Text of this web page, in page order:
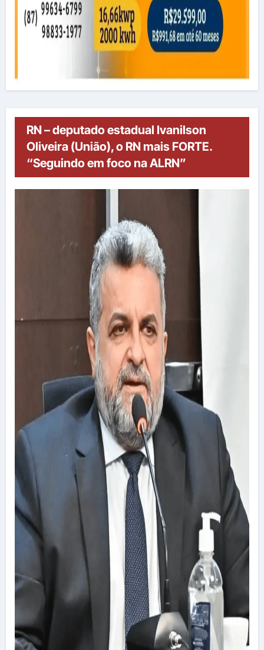
RN – deputado estadual Ivanilson
Oliveira (União), o RN mais FORTE.
“Seguindo em foco na ALRN”